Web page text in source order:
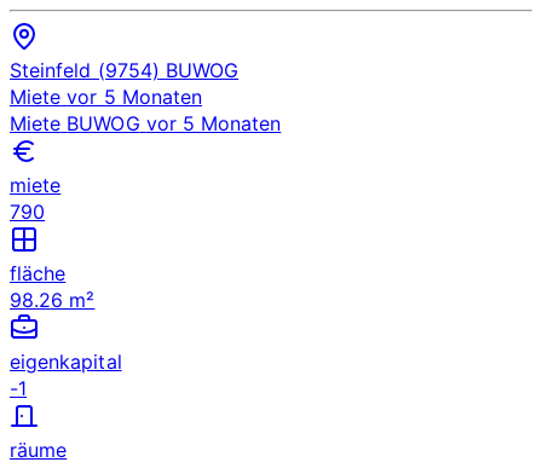
Steinfeld (9754) BUWOG
Miete vor 5 Monaten
Miete BUWOG vor 5 Monaten
miete
790
fläche
98.26 m²
eigenkapital
-1
räume